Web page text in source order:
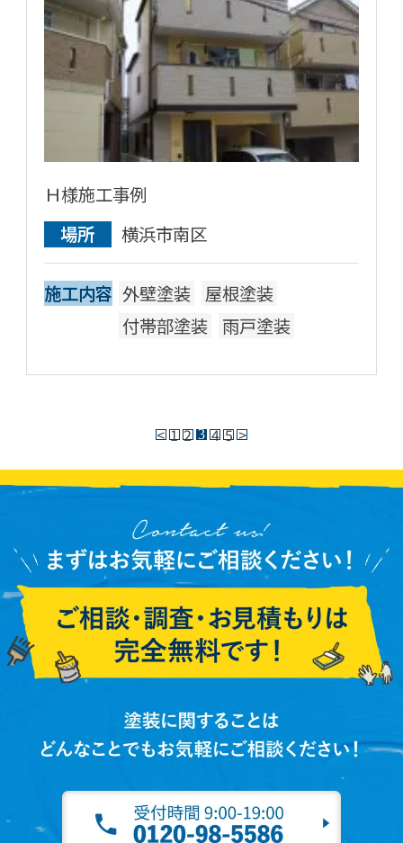
Ｈ様施工事例
場所
横浜市南区
施工内容 外壁塗装
屋根塗装
付帯部塗装
雨戸塗装
稿
ー
送
り
< 1 2 3 4 5 >